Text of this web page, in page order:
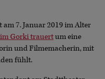
am 7. Januar 2019 im Alter
Gorki trauertum eine
und Filmemacherin, mit
fühlt.